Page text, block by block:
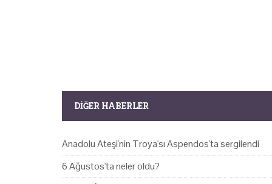
DIĞER HABERLER
Anadolu Ateşi'nin Troya'sı Aspendos'ta sergilendi
6 Ağustos'ta neler oldu?